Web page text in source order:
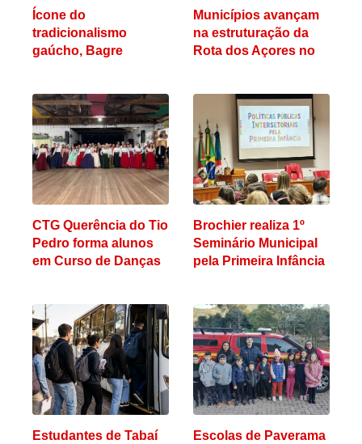
Ícone do
tradicionalismo
gaúcho, Bagre
Municípios avançam
na estruturação da
Rota dos Açores no
CTG Querência do Tio
Pedro forma alunos
em Curso de Danças
Brochier realiza 1º
Seminário Municipal
pela Primeira Infância
Estudantes de Tabaí
Escolas de Paverama